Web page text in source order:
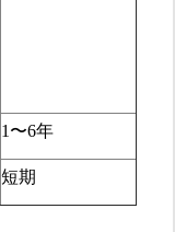
1〜6年
短期